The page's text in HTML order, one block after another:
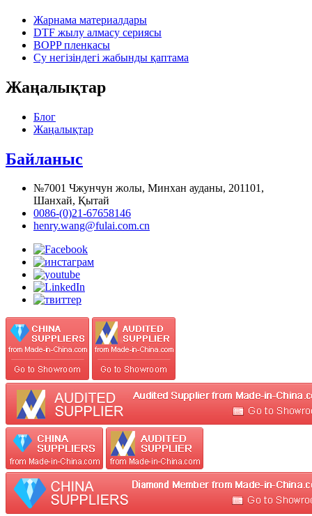
Жарнама материалдары
DTF жылу алмасу сериясы
BOPP пленкасы
Су негізіндегі жабынды қаптама
Жаңалықтар
Блог
Жаңалықтар
Байланыс
№7001 Чжунчун жолы, Минхан ауданы, 201101,
Шанхай, Қытай
0086-(0)21-67658146
henry.wang@fulai.com.cn